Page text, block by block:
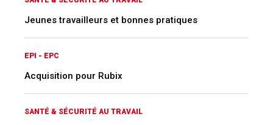
Jeunes travailleurs et bonnes pratiques
EPI - EPC
Acquisition pour Rubix
SANTÉ & SÉCURITÉ AU TRAVAIL